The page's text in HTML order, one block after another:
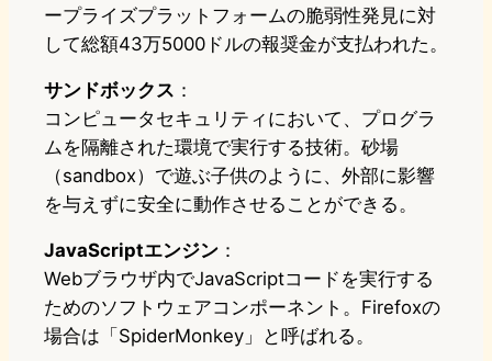
ープライズプラットフォームの脆弱性発見に対
して総額43万5000ドルの報奨金が支払われた。
サンドボックス ：
コンピュータセキュリティにおいて、プログラ
ムを隔離された環境で実行する技術。砂場
（sandbox）で遊ぶ子供のように、外部に影響
を与えずに安全に動作させることができる。
JavaScriptエンジン ：
Webブラウザ内でJavaScriptコードを実行する
ためのソフトウェアコンポーネント。Firefoxの
場合は「SpiderMonkey」と呼ばれる。